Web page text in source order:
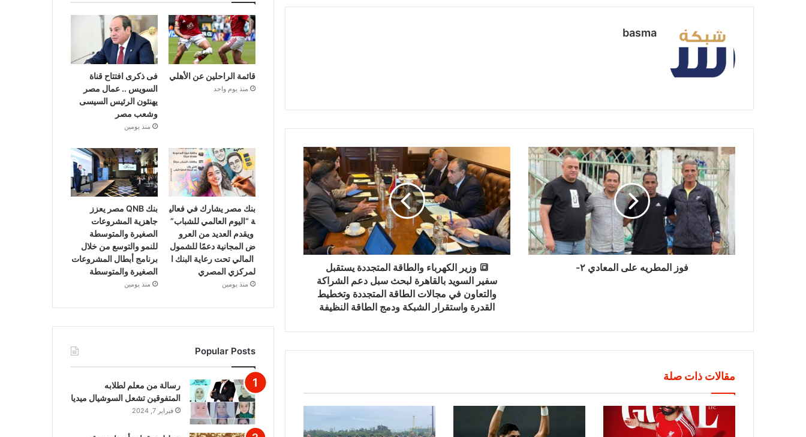
basma
فوز المطريه على المعادي ٢-
🔳 وزير الكهرباء والطاقة المتجددة يستقبل
سفير السويد بالقاهرة لبحث سبل دعم الشراكة
والتعاون في مجالات الطاقة المتجددة وتخطيط
القدرة واستقرار الشبكة ودمج الطاقة النظيفة
مقالات ذات صلة
قائمة الراحلين عن الأهلي
منذ يوم واحد
فى ذكرى افتتاح قناة
السويس .. عمال مصر
يهنئون الرئيس السيسى
وشعب مصر
منذ يومين
بنك مصر يشارك في فعالي
ة “اليوم العالمي للشباب”
ويقدم العديد من العرو
ض المجانية دعمًا للشمول
المالي تحت رعاية البنك ا
لمركزي المصري
منذ يومين
بنك QNB مصر يعزز
جاهزية المشروعات
الصغيرة والمتوسطة
للنمو والتوسع من خلال
برنامج أبطال المشروعات
الصغيرة والمتوسطة
منذ يومين
Popular Posts
رسالة من معلم لطلابه
المتفوقين تشعل السوشيال ميديا
فبراير 7, 2024